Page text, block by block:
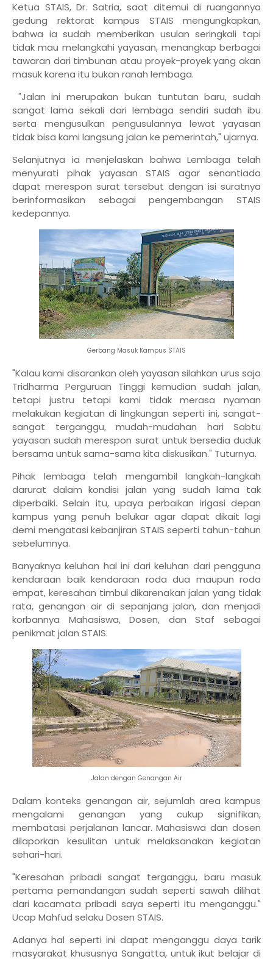
Ketua STAIS, Dr. Satria, saat ditemui di ruangannya
gedung rektorat kampus STAIS mengungkapkan,
bahwa ia sudah memberikan usulan seringkali tapi
tidak mau melangkahi yayasan, menangkap berbagai
tawaran dari timbunan atau proyek-proyek yang akan
masuk karena itu bukan ranah lembaga.
"Jalan ini merupakan bukan tuntutan baru, sudah
sangat lama sekali dari lembaga sendiri sudah ibu
serta mengusulkan pengusulannya lewat yayasan
tidak bisa kami langsung jalan ke pemerintah," ujarnya.
Selanjutnya ia menjelaskan bahwa Lembaga telah
menyurati pihak yayasan STAIS agar senantiada
dapat merespon surat tersebut dengan isi suratnya
berinformasikan sebagai pengembangan STAIS
kedepannya.
Gerbang Masuk Kampus STAIS
"Kalau kami disarankan oleh yayasan silahkan urus saja
Tridharma Perguruan Tinggi kemudian sudah jalan,
tetapi justru tetapi kami tidak merasa nyaman
melakukan kegiatan di lingkungan seperti ini, sangat-
sangat terganggu, mudah-mudahan hari Sabtu
yayasan sudah merespon surat untuk bersedia duduk
bersama untuk sama-sama kita diskusikan." Tuturnya.
Pihak lembaga telah mengambil langkah-langkah
darurat dalam kondisi jalan yang sudah lama tak
diperbaiki. Selain itu, upaya perbaikan irigasi depan
kampus yang penuh belukar agar dapat dikait lagi
demi mengatasi kebanjiran STAIS seperti tahun-tahun
sebelumnya.
Banyaknya keluhan hal ini dari keluhan dari pengguna
kendaraan baik kendaraan roda dua maupun roda
empat, keresahan timbul dikarenakan jalan yang tidak
rata, genangan air di sepanjang jalan, dan menjadi
korbannya Mahasiswa, Dosen, dan Staf sebagai
penikmat jalan STAIS.
Jalan dengan Genangan Air
Dalam konteks genangan air, sejumlah area kampus
mengalami genangan yang cukup signifikan,
membatasi perjalanan lancar. Mahasiswa dan dosen
dilaporkan kesulitan untuk melaksanakan kegiatan
sehari-hari.
"Keresahan pribadi sangat terganggu, baru masuk
pertama pemandangan sudah seperti sawah dilihat
dari kacamata pribadi saya seperti itu menganggu."
Ucap Mahfud selaku Dosen STAIS.
Adanya hal seperti ini dapat menganggu daya tarik
masyarakat khususnya Sangatta, untuk ikut belajar di